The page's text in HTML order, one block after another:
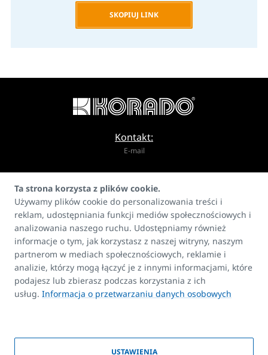
SKOPIUJ LINK
Kontakt:
E-mail
Produkty
FAQ
Kontakt
Ta strona korzysta z plików cookie.
Używamy plików cookie do personalizowania treści i
reklam, udostępniania funkcji mediów społecznościowych i
analizowania naszego ruchu. Udostępniamy również
informacje o tym, jak korzystasz z naszej witryny, naszym
partnerom w mediach społecznościowych, reklamie i
analizie, którzy mogą łączyć je z innymi informacjami, które
podajesz lub zbierasz podczas korzystania z ich
usług. Informacja o przetwarzaniu danych osobowych
USTAWIENIA